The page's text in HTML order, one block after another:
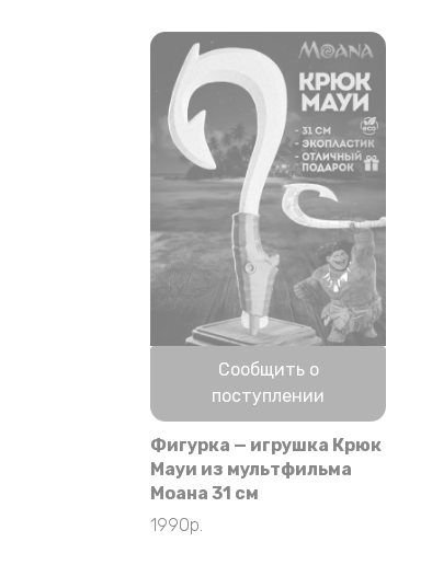
Нет в наличии
Сообщить о
поступлении
Фигурка — игрушка Крюк
Мауи из мультфильма
Моана 31 см
1990р.